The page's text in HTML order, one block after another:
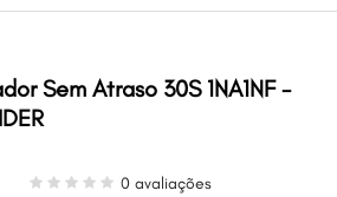
Sem Atraso 30S 1NA1NF -
0 avaliações